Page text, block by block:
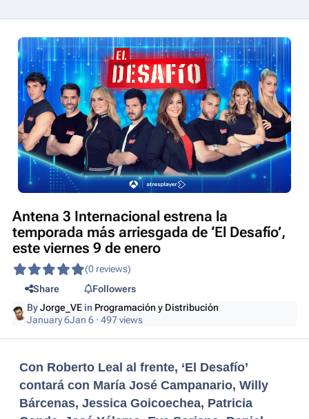
Antena 3 Internacional estrena la
temporada más arriesgada de ‘El Desafío’,
este viernes 9 de enero
(0 reviews)
Share
Followers
ByJorge_VE in Programación y Distribución
January 6Jan 6 · 497 views
Con Roberto Leal al frente, ‘El Desafío’
contará con María José Campanario, Willy
Bárcenas, Jessica Goicoechea, Patricia